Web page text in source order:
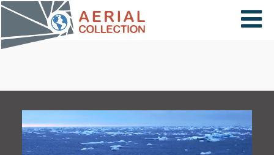
×
PAYS